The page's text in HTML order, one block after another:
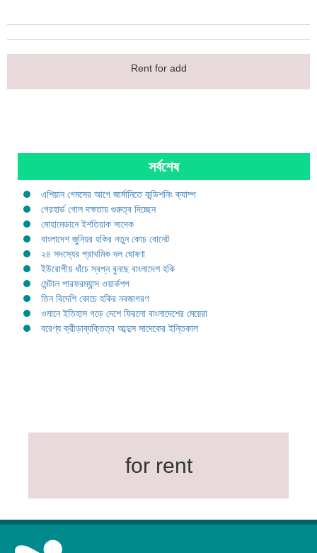
Rent for add
সর্বশেষ
এশিয়ান গেমসের আগে জার্মানিতে কন্ডিশনিং ক্যাম্প
গেরহার্ড গোল দক্ষতায় গুরুত্ব দিচ্ছেন
মোহামেডানে ইশতিয়াক সাদেক
বাংলাদেশ জুনিয়র হকির নতুন কোচ বোনেট
২৪ সদস্যের প্রাথমিক দল ঘোষণা
ইউরোপীয় ধাঁচে স্বপ্ন বুনছে বাংলাদেশ হকি
মেন্টাল পারফরম্যান্স ওয়ার্কশপ
তিন বিদেশি কোচে হকির নবজাগরণ
ওমানে ইতিহাস গড়ে দেশে ফিরলো বাংলাদেশের মেয়েরা
বরেণ্য ক্রীড়াব্যক্তিত্ব আব্দুস সাদেকের ইন্তিকাল
for rent